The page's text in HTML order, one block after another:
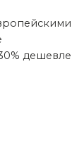
дешевле